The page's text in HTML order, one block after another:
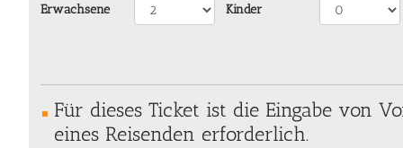
Erwachsene Kinder
Für dieses Ticket ist die Eingabe von
eines Reisenden erforderlich.